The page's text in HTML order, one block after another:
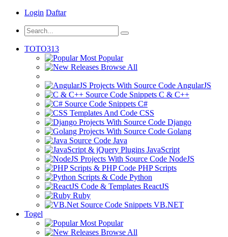
Login Daftar
TOTO313
Most Popular
Browse All
AngularJS
C & C++
C#
CSS
Django
Golang
Java
JavaScript
NodeJS
PHP Scripts
Python
ReactJS
Ruby
VB.NET
Togel
Most Popular
Browse All